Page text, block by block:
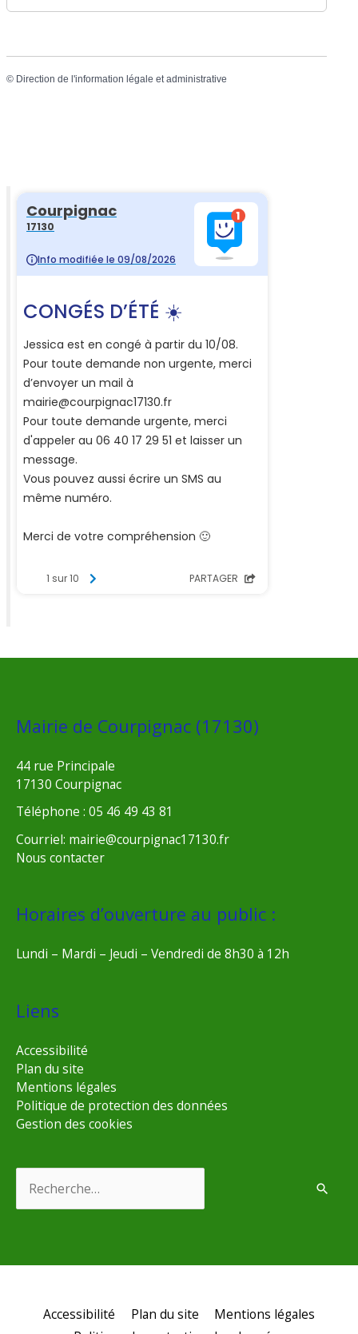
© Direction de l'information légale et administrative
Mairie de Courpignac (17130)
44 rue Principale
17130 Courpignac
Téléphone : 05 46 49 43 81
Courriel: mairie@courpignac17130.fr
Nous contacter
Horaires d’ouverture au public :
Lundi – Mardi – Jeudi – Vendredi de 8h30 à 12h
Liens
Accessibilité
Plan du site
Mentions légales
Politique de protection des données
Gestion des cookies
Accessibilité Plan du site
Mentions légales